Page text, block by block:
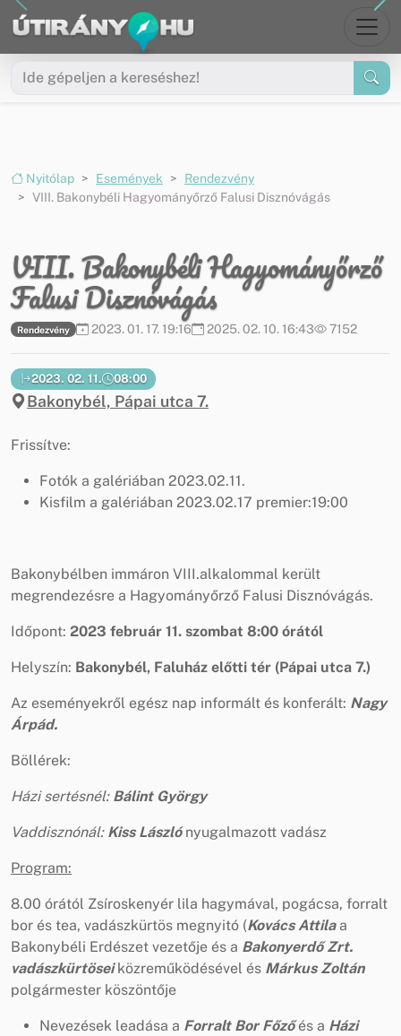
Ugrás a menüre
Ugrás a tartalomra
Nyitólap Események
Rendezvény
VIII. Bakonybéli Hagyományőrző Falusi Disznóvágás
VIII. Bakonybéli Hagyományőrző
Falusi Disznóvágás
Rendezvény 2023. 01. 17. 19:16 2025. 02. 10. 16:43 7152
2023. 02. 11. 08:00
Bakonybél, Pápai utca 7.
Frissítve:
Fotók a galériában 2023.02.11.
Kisfilm a galériában 2023.02.17 premier:19:00
Bakonybélben immáron VIII.alkalommal került
megrendezésre a Hagyományőrző Falusi Disznóvágás.
Időpont: 2023 február 11. szombat 8:00 órától
Helyszín: Bakonybél, Faluház előtti tér (Pápai utca 7.)
Az eseményekről egész nap informált és konferált: Nagy
Árpád.
Böllérek:
Házi sertésnél: Bálint György
Vaddisznónál: Kiss Lászlónyugalmazott vadász
Program:
8.00 órától Zsíroskenyér lila hagymával, pogácsa, forralt
bor és tea, vadászkürtös megnyitó (Kovács Attilaa
Bakonybéli Erdészet vezetője és a Bakonyerdő Zrt.
vadászkürtöseiközreműködésével és Márkus Zoltán
polgármester köszöntője
Nevezések leadása a Forralt Bor Főző és a Házi